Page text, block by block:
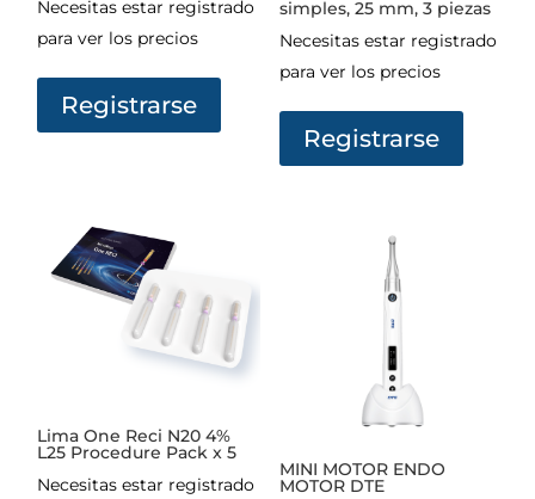
Necesitas estar registrado
para ver los precios
Registrarse
simples, 25 mm, 3 piezas
Necesitas estar registrado
para ver los precios
Registrarse
Lima One Reci N20 4%
L25 Procedure Pack x 5
Necesitas estar registrado
MINI MOTOR ENDO
MOTOR DTE